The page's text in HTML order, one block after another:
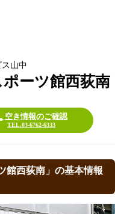
山中
ーツ館西荻南
空き情報のご確認
TEL.03-6762-6333
館西荻南」の基本情報